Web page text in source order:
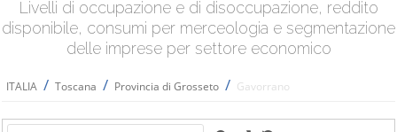
Livelli di occupazione e di disoccupazione, reddito
disponibile, consumi per merceologia e segmentazione
delle imprese per settore economico
ITALIA / Toscana / Provincia di Grosseto / Gavorrano